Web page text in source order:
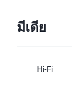
มีเดีย
Hi-Fi